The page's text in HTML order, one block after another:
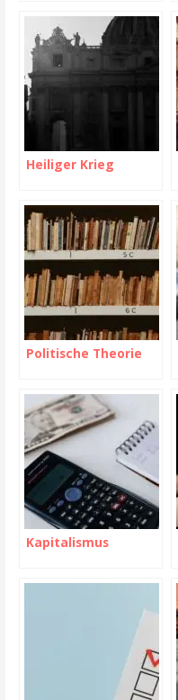
Heiliger Krieg
Politische Theorie
Kapitalismus